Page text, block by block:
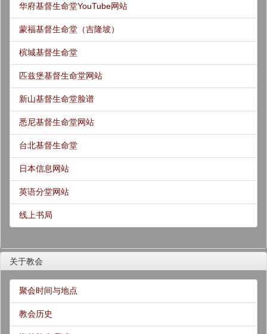
华府基督生命堂YouTube网站
蒙福基督生命堂（吉隆坡）
槟城基督生命堂
匹兹堡基督生命堂网站
新山基督生命堂脸谱
悉尼基督生命堂网站
台北基督生命堂
日本信息网站
英语分堂网站
线上书局
关于教会
聚会时间与地点
教会历史